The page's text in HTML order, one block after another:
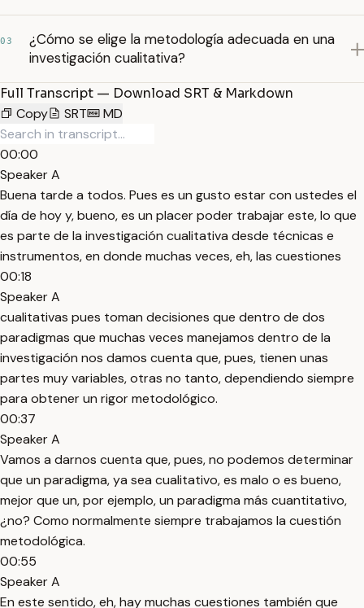
03
¿Cómo se elige la metodología adecuada en una
investigación cualitativa?
Full Transcript — Download SRT & Markdown
Copy
SRT MD
00:00
Speaker A
Buena tarde a todos. Pues es un gusto estar con ustedes el
día de hoy y, bueno, es un placer poder trabajar este, lo que
es parte de la investigación cualitativa desde técnicas e
instrumentos, en donde muchas veces, eh, las cuestiones
00:18
Speaker A
cualitativas pues toman decisiones que dentro de dos
paradigmas que muchas veces manejamos dentro de la
investigación nos damos cuenta que, pues, tienen unas
partes muy variables, otras no tanto, dependiendo siempre
para obtener un rigor metodológico.
00:37
Speaker A
Vamos a darnos cuenta que, pues, no podemos determinar
que un paradigma, ya sea cualitativo, es malo o es bueno,
mejor que un, por ejemplo, un paradigma más cuantitativo,
¿no? Como normalmente siempre trabajamos la cuestión
metodológica.
00:55
Speaker A
En este sentido, eh, hay muchas cuestiones también que